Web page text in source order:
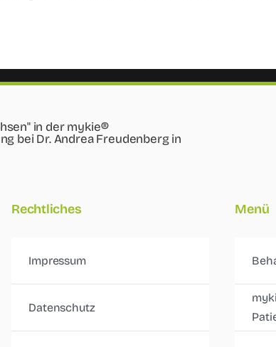
Rechtliches
Impressum
Datenschutz
Menü